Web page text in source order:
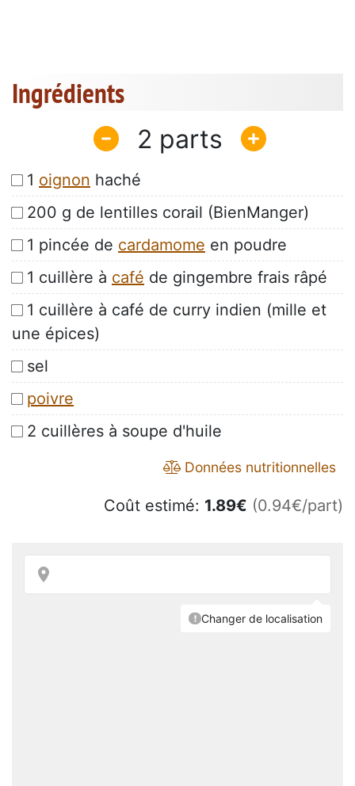
Ingrédients
2
1 oignon haché
200 g de lentilles corail (BienManger)
1 pincée de cardamome en poudre
1 cuillère à café de gingembre frais râpé
1 cuillère à café de curry indien (mille et
une épices)
sel
poivre
2 cuillères à soupe d'huile
Données nutritionnelles
Coût estimé: 1.89€ (0.94€/part)